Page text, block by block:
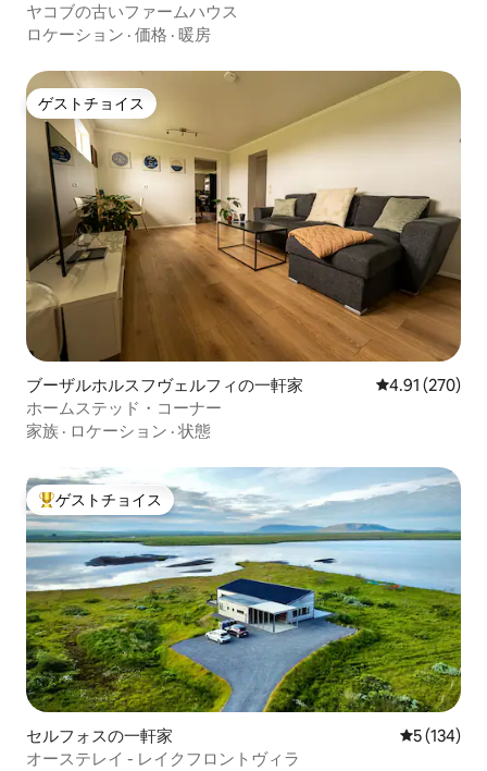
ヤコブの古いファームハウス
ロケーション · 価格 · 暖房
ゲストチョイス
ゲストチョイス
ブーザルホルスフヴェルフィの一軒家 レビュー270
4.91 (270)
ホームステッド・コーナー
家族 · ロケーション · 状態
大好評のゲストチョイスです。
ゲストチョイス
セルフォスの一軒家 レビュー
5 (134)
オーステレイ - レイクフロントヴィラ